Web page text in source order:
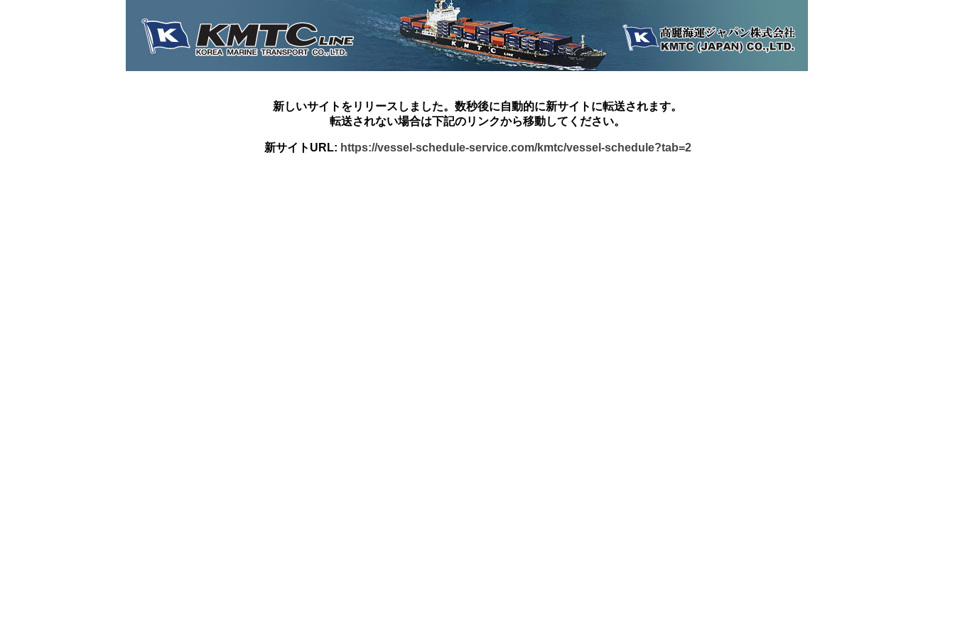
新しいサイトをリリースしました。数秒後に自動的に新サイトに転送されます。
転送されない場合は下記のリンクから移動してください。
新サイトURL: https://vessel-schedule-service.com/kmtc/vessel-schedule?tab=2